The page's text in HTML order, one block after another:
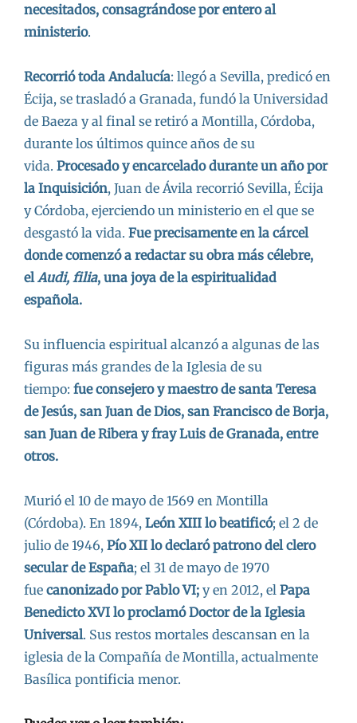
necesitados, consagrándose por entero al
ministerio.
Recorrió toda Andalucía: llegó a Sevilla, predicó en
Écija, se trasladó a Granada, fundó la Universidad
de Baeza y al final se retiró a Montilla, Córdoba,
durante los últimos quince años de su
vida. Procesado y encarcelado durante un año por
la Inquisición, Juan de Ávila recorrió Sevilla, Écija
y Córdoba, ejerciendo un ministerio en el que se
desgastó la vida. Fue precisamente en la cárcel
donde comenzó a redactar su obra más célebre,
elAudi, filia, una joya de la espiritualidad
española.
Su influencia espiritual alcanzó a algunas de las
figuras más grandes de la Iglesia de su
tiempo: fue consejero y maestro de santa Teresa
de Jesús, san Juan de Dios, san Francisco de Borja,
san Juan de Ribera y fray Luis de Granada, entre
otros.
Murió el 10 de mayo de 1569 en Montilla
(Córdoba). En 1894, León XIII lo beatificó; el 2 de
julio de 1946, Pío XII lo declaró patrono del clero
secular de España; el 31 de mayo de 1970
fue canonizado por Pablo VI; y en 2012, el Papa
Benedicto XVI lo proclamó Doctor de la Iglesia
Universal. Sus restos mortales descansan en la
iglesia de la Compañía de Montilla, actualmente
Basílica pontificia menor.